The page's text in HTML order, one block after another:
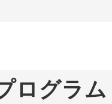
ログラム